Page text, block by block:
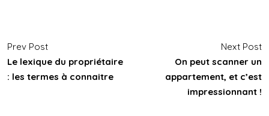
Prev Post
Le lexique du propriétaire
: les termes à connaitre
Next Post
On peut scanner un
appartement, et c’est
impressionnant !